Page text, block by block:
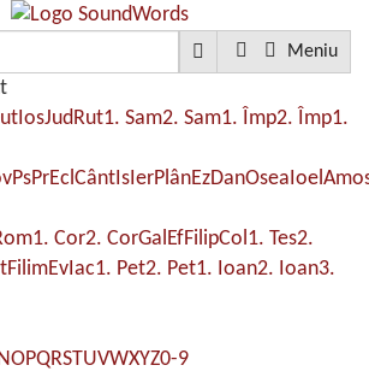
Meniu
IosJudRut1. Sam2. Sam1. Împ2. Împ1.
PsPrEclCântIsIerPlânEzDanOseaIoel
1. Cor2. CorGalEfFilipCol1. Tes2.
FilimEvIac1. Pet2. Pet1. Ioan2. Ioan3.
OPQRSTUVWXYZ0-9